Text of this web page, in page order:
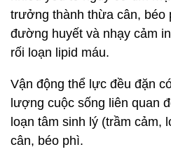
trưởng thành thừa cân, béo
đường huyết và nhạy cảm
rối loạn lipid máu.
Vận động thể lực đều đặn
lượng cuộc sống liên quan
loạn tâm sinh lý (trầm
cân, béo phì.